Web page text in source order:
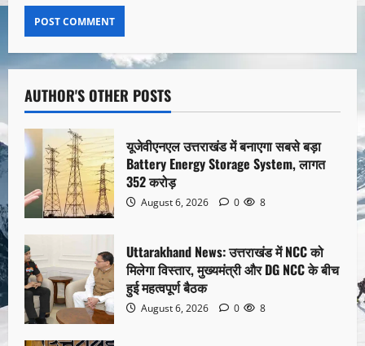
AUTHOR'S OTHER POSTS
यूजेवीएनएल उत्तराखंड में बनाएगा सबसे बड़ा
Battery Energy Storage System, लागत
352 करोड़
August 6, 2026 0 8
Uttarakhand News: उत्तराखंड में NCC को
मिलेगा विस्तार, मुख्यमंत्री और DG NCC के बीच
हुई महत्वपूर्ण बैठक
August 6, 2026 0 8